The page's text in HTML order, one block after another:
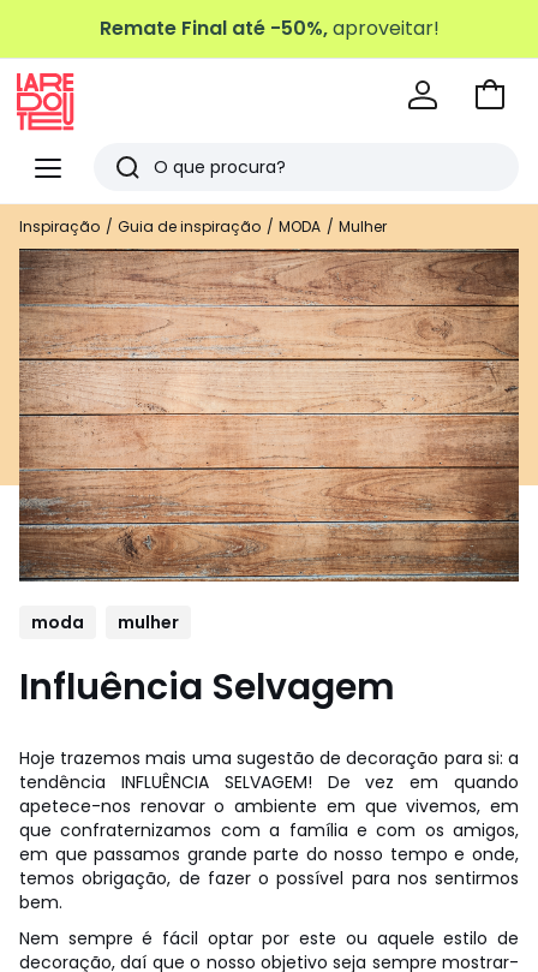
Remate Final até -50%,aproveitar!
Menu
Redoute
Pesquisar
Últimos
artigos
vistos
Ir
Inspiração Guia de inspiração MODA Mulher
moda mulher
Influência Selvagem
Hoje trazemos mais uma sugestão de decoração para si: a
tendência INFLUÊNCIA SELVAGEM! De vez em quando
apetece-nos renovar o ambiente em que vivemos, em
que confraternizamos com a família e com os amigos,
em que passamos grande parte do nosso tempo e onde,
temos obrigação, de fazer o possível para nos sentirmos
bem.
Nem sempre é fácil optar por este ou aquele estilo de
decoração, daí que o nosso objetivo seja sempre mostrar-